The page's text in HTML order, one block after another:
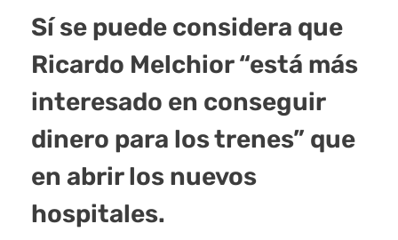
Sí se puede considera que
Ricardo Melchior “está más
interesado en conseguir
dinero para los trenes” que
en abrir los nuevos
hospitales.